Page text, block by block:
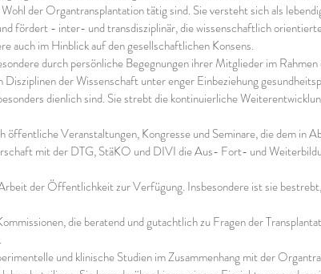
der Organtransplantation tätig sind. Sie versteht sich als
fördert - inter- und transdisziplinär, die wissenschaftlich
auch im Hinblick auf den gesellschaftlichen Konsens.
durch persönliche Begegnungen ihrer Mitglieder im
Disziplinen der Wissenschaft unter enger Einbeziehung
dienlich sind. Sie strebt die kontinuierliche
Veranstaltungen, Kongresse und Seminare, die dem in
mit der DTG, StäKO und DIVI die Aus- Fort- und
der Öffentlichkeit zur Verfügung. Insbesondere ist sie
die beratend und gutachtlich zu Fragen der
und klinische Studien im Zusammenhang mit der